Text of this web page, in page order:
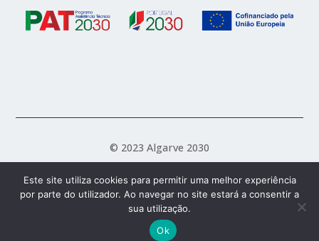
© 2023 Algarve 2030
Política de Acessibilidade
Política de Privacidade
Termos e Condições
Este site utiliza cookies para permitir uma melhor experiência
por parte do utilizador. Ao navegar no site estará a consentir a
sua utilização.
Ok